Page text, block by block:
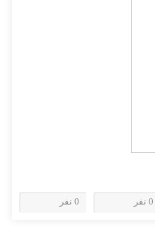
0 نفر 0 نفر